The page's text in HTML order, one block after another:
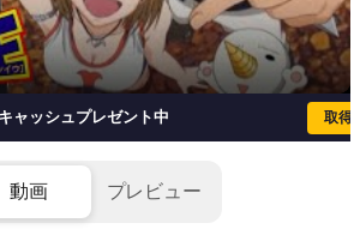
ャッシュプレゼント中 取得
動画 プレビュー